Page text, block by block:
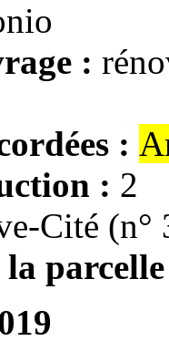
:
:
: 2
Cité (n°
la